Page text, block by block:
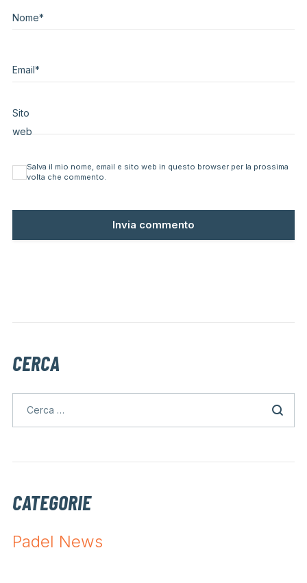
Nome*
Email*
Sito
web
Salva il mio nome, email e sito web in questo browser per la prossima
volta che commento.
CERCA
CATEGORIE
Padel News